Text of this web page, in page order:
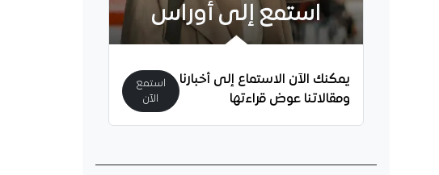
استمع إلى أوراس
يمكنك الآن الاستماع إلى أخبارنا
ومقالاتنا عوض قراءتها
استمع
الآن